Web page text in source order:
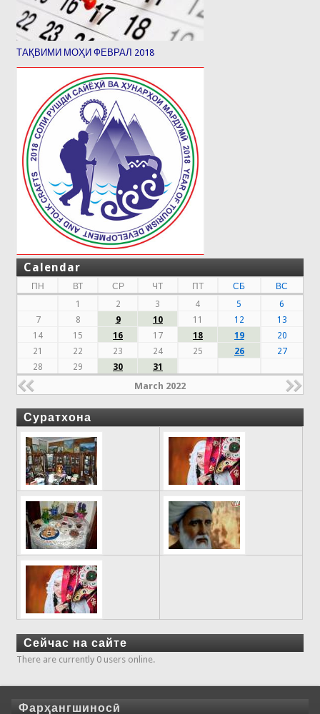
ТАҚВИМИ МОҲИ ФЕВРАЛ 2018
Calendar
ПН ВТ СР ЧТ ПТ СБ
ВС
1
2 3 4 5
6
7
8 9 10 11 12
13
14
15 16 17 18 19
20
21
22 23 24 25 26
27
28
29 30 31
March 2022
Суратхона
Сейчас на сайте
There are currently 0 users online.
Фарҳангшиносӣ